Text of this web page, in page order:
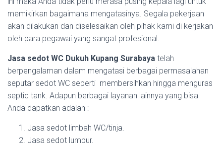
memikirkan bagaimana mengatasinya. Segala pekerjaan
akan dilakukan dan diselesaikan oleh pihak kami di kerjakan
oleh para pegawai yang sangat profesional.
Jasa sedot WC Dukuh Kupang Surabaya telah
berpengalaman dalam mengatasi berbagai permasalahan
seputar sedot WC seperti membersihkan hingga menguras
septic tank. Adapun berbagai layanan lainnya yang bisa
Anda dapatkan adalah :
Jasa sedot limbah WC/tinja.
Jasa sedot lumpur.